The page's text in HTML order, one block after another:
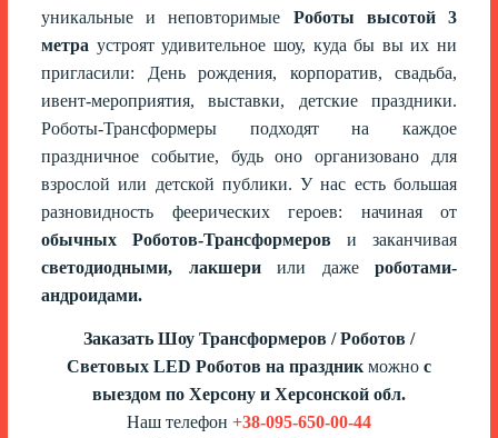
уникальные и неповторимые Роботы высотой 3
метра устроят удивительное шоу, куда бы вы их ни
пригласили: День рождения, корпоратив, свадьба,
ивент-мероприятия, выставки, детские праздники.
Роботы-Трансформеры подходят на каждое
праздничное событие, будь оно организовано для
взрослой или детской публики. У нас есть большая
разновидность феерических героев: начиная от
обычных Роботов-Трансформеров и заканчивая
светодиодными, лакшери или даже роботами-
андроидами.
Заказать Шоу Трансформеров / Роботов /
Световых LED Роботов на праздник можно с
выездом по Херсону и Херсонской обл.
Наш телефон +38-095-650-00-44